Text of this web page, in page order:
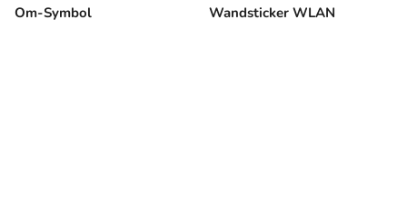
Om-Symbol Wandsticker WLAN